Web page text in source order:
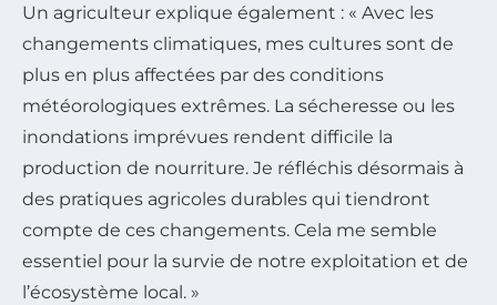
Un agriculteur explique également : « Avec les
changements climatiques, mes cultures sont de
plus en plus affectées par des conditions
météorologiques extrêmes. La sécheresse ou les
inondations imprévues rendent difficile la
production de nourriture. Je réfléchis désormais à
des pratiques agricoles durables qui tiendront
compte de ces changements. Cela me semble
essentiel pour la survie de notre exploitation et de
l’écosystème local. »